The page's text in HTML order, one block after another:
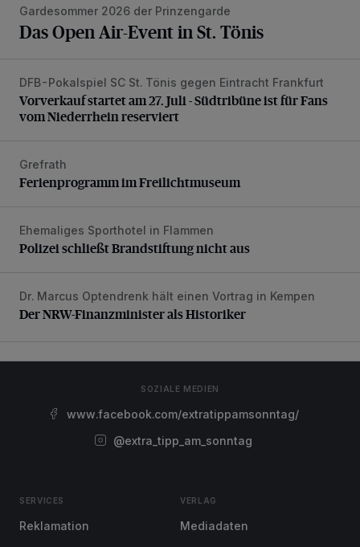
Gardesommer 2026 der Prinzengarde
Das Open Air-Event in St. Tönis
Vorverkauf startet am 27. Juli - Südtribüne ist für Fans
DFB-Pokalspiel SC St. Tönis gegen Eintracht Frankfurt
Vorverkauf startet am 27. Juli - Südtribüne ist für Fans
vom Niederrhein reserviert
Ferienprogramm im Freilichtmuseum
Grefrath
Ferienprogramm im Freilichtmuseum
Polizei schließt Brandstiftung nicht aus
Ehemaliges Sporthotel in Flammen
Polizei schließt Brandstiftung nicht aus
Der NRW-Finanzminister als Historiker
Dr. Marcus Optendrenk hält einen Vortrag in Kempen
Der NRW-Finanzminister als Historiker
SOZIALE MEDIEN
www.facebook.com/extratippamsonntag/
@extra_tipp_am_sonntag
SERVICES
Reklamation
VERLAG
Mediadaten